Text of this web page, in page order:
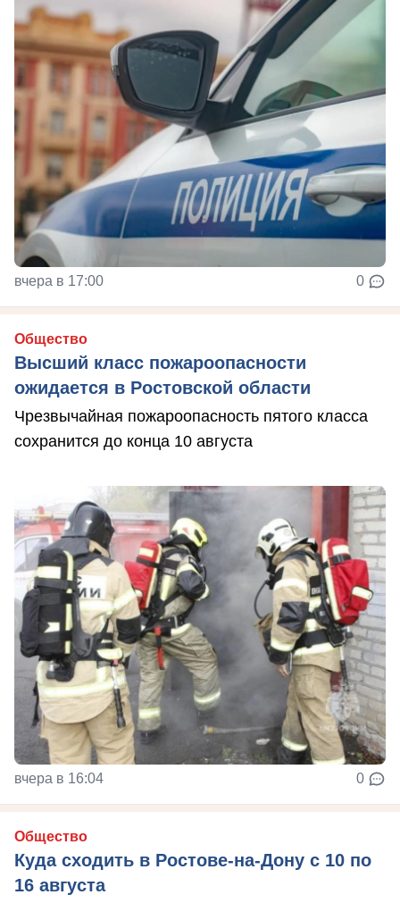
вчера в 17:00 0
Общество
Высший класс пожароопасности
ожидается в Ростовской области
Чрезвычайная пожароопасность пятого класса
сохранится до конца 10 августа
вчера в 16:04 0
Общество
Куда сходить в Ростове-на-Дону с 10 по
16 августа